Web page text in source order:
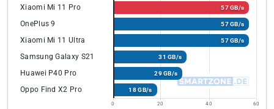
Xiaomi Mi 11 Pro 57 GB/s
OnePlus 9 57 GB/s
Xiaomi Mi 11 Ultra 57 GB/s
Samsung Galaxy S21 31 GB/s
Huawei P40 Pro 29 GB/s
Oppo Find X2 Pro 18 GB/s
0 20 40 60